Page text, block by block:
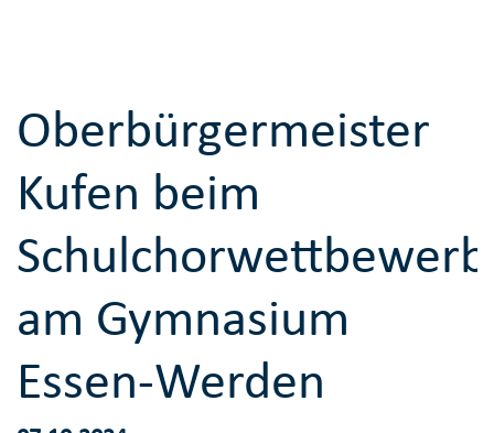
Oberbürgermeister
Kufen beim
Schulchorwettbewerb
am Gymnasium
Essen-Werden